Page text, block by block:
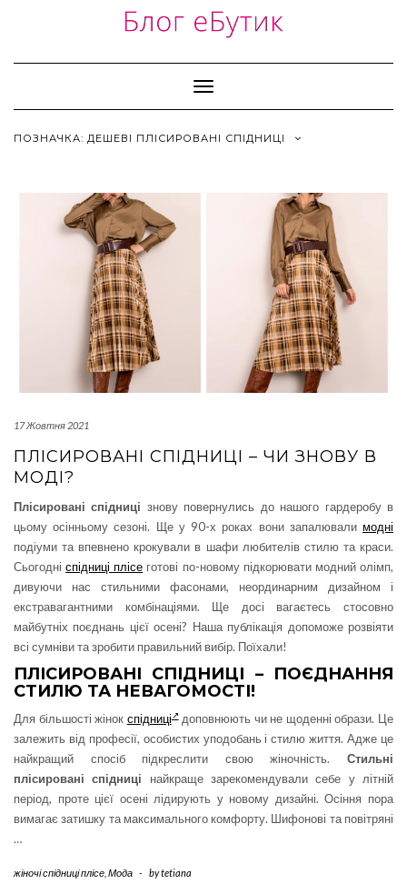
Toggle
Navigation
ПОЗНАЧКА: ДЕШЕВІ ПЛІСИРОВАНІ СПІДНИЦІ
17 Жовтня 2021
ПЛІСИРОВАНІ СПІДНИЦІ – ЧИ ЗНОВУ В
МОДІ?
Плісировані спідниці знову повернулись до нашого гардеробу в
цьому осінньому сезоні. Ще у 90-х роках вони запалювали модні
подіуми та впевнено крокували в шафи любителів стилю та краси.
Сьогодніспідниці плісе готові по-новому підкорювати модний олімп,
дивуючи нас стильними фасонами, неординарним дизайном і
екстравагантними комбінаціями. Ще досі вагаєтесь стосовно
майбутніх поєднань цієї осені? Наша публікація допоможе розвіяти
всі сумніви та зробити правильний вибір. Поїхали!
ПЛІСИРОВАНІ СПІДНИЦІ – ПОЄДНАННЯ
СТИЛЮ ТА НЕВАГОМОСТІ!
Для більшості жінок спідниці доповнюють чи не щоденні образи. Це
залежить від професії, особистих уподобань і стилю життя. Адже це
найкращий спосіб підкреслити свою жіночність. Стильні
плісировані спідниці найкраще зарекомендували себе у літній
період, проте цієї осені лідирують у новому дизайні. Осіння пора
вимагає затишку та максимального комфорту. Шифонові та повітряні
…
жіночі спідниці плісе Мода - bytetiana